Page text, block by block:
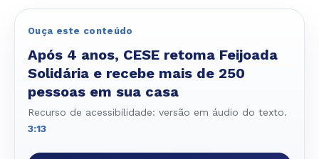
Ouça este conteúdo
Após 4 anos, CESE retoma Feijoada
Solidária e recebe mais de 250
pessoas em sua casa
Recurso de acessibilidade: versão em áudio do texto.
3:13